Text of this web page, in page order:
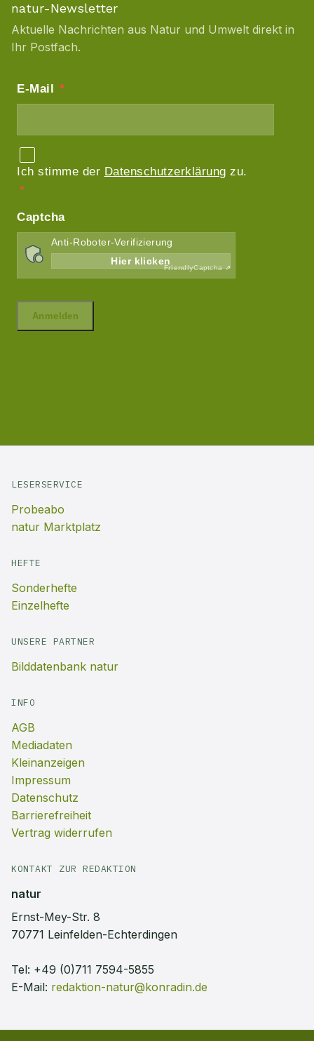
natur-Newsletter
Aktuelle Nachrichten aus Natur und Umwelt direkt in
Ihr Postfach.
LESERSERVICE
Probeabo
natur Marktplatz
HEFTE
Sonderhefte
Einzelhefte
UNSERE PARTNER
Bilddatenbank natur
INFO
AGB
Mediadaten
Kleinanzeigen
Impressum
Datenschutz
Barrierefreiheit
Vertrag widerrufen
KONTAKT ZUR REDAKTION
natur
Ernst-Mey-Str. 8
70771 Leinfelden-Echterdingen
Tel: +49 (0)711 7594-5855
E-Mail: redaktion-natur@konradin.de